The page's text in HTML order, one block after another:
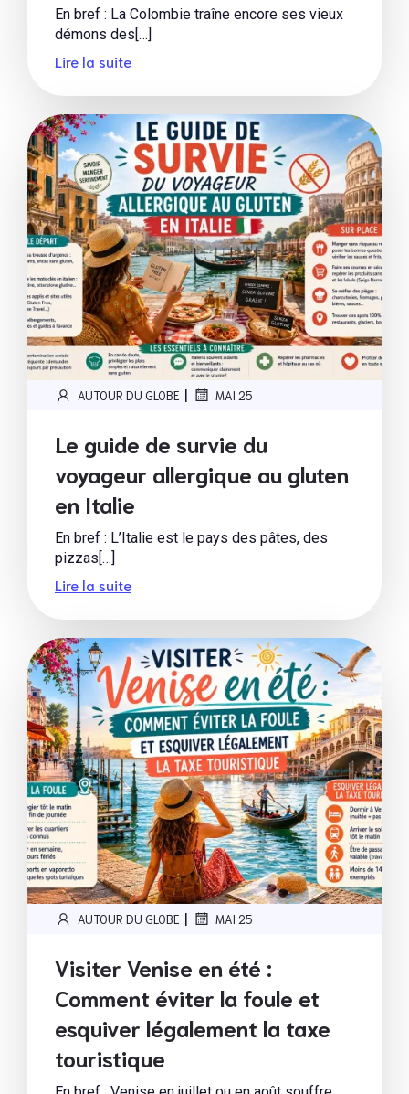
En bref : La Colombie traîne encore ses vieux
démons des[…]
Lire la suite
AUTOUR DU GLOBE | MAI 25
Le guide de survie du
voyageur allergique au gluten
en Italie
En bref : L’Italie est le pays des pâtes, des
pizzas[…]
Lire la suite
AUTOUR DU GLOBE | MAI 25
Visiter Venise en été :
Comment éviter la foule et
esquiver légalement la taxe
touristique